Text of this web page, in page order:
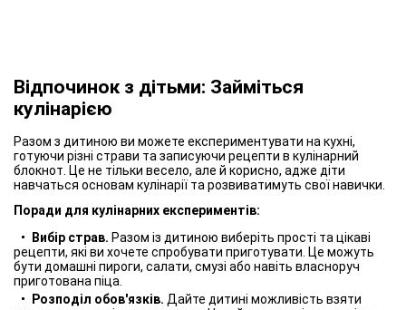
Відпочинок з дітьми: Займіться
кулінарією
Разом з дитиною ви можете експериментувати на кухні,
готуючи різні страви та записуючи рецепти в кулінарний
блокнот. Це не тільки весело, але й корисно, адже діти
навчаться основам кулінарії та розвиватимуть свої навички.
Поради для кулінарних експериментів:
Вибір страв. Разом із дитиною виберіть прості та цікаві
рецепти, які ви хочете спробувати приготувати. Це можуть
бути домашні пироги, салати, смузі або навіть власноруч
приготована піца.
Розподіл обов'язків. Дайте дитині можливість взяти